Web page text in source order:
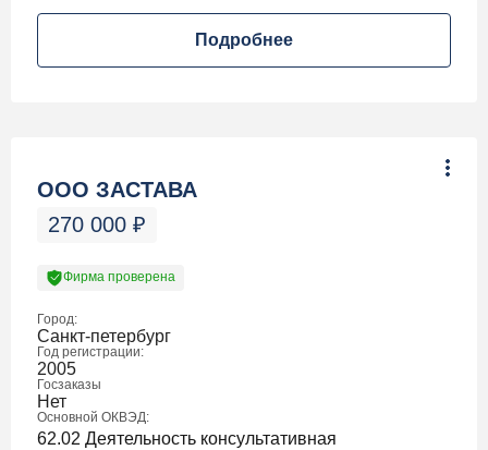
Подробнее
ООО ЗАСТАВА
270 000 ₽
Фирма проверена
Город:
Санкт-петербург
Год регистрации:
2005
Госзаказы
Нет
Основной ОКВЭД:
62.02 Деятельность консультативная